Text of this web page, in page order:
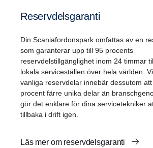
Reservdelsgaranti
Din Scaniafordonspark omfattas av en
som garanterar upp till 95 procents
reservdelstillgänglighet inom 24 timmar
lokala serviceställen över hela världen.
vanliga reservdelar innebär dessutom
procent färre unika delar än
gör det enklare för dina servicetekniker
tillbaka i drift igen.
Läs mer om reservdelsgaranti